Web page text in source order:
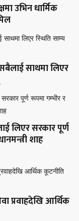
उभिन धार्मिक
सबैलाई साथमा लिएर
लिएर सरकार पूर्ण
शाह
प्रवाहदेखि आर्थिक